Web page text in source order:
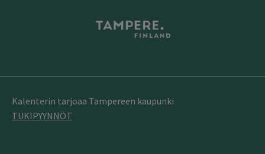
Kalenterin tarjoaa Tampereen kaupunki
TUKIPYYNNÖT